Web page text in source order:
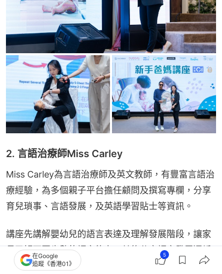
2. 言語治療師Miss Carley
Miss Carley為言語治療師及英文教師，有豐富言語治
療經驗，為多個親子平台擔任顧問及撰寫專欄，分享
育兒瑣事、言語發展，及英語學習貼士等資訊。
講座先講解嬰幼兒的語言表達及理解發展階段，讓家
長了解不同歲數的語言能力。其後分享語言發展遲緩
的徵狀，教家長判斷不同年齡的小朋友是否屬於發展
在Google
追蹤《香港01》
5